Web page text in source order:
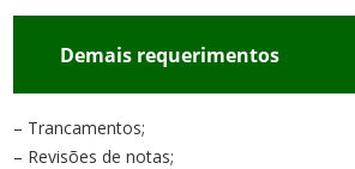
Demais requerimentos
– Trancamentos;
– Revisões de notas;